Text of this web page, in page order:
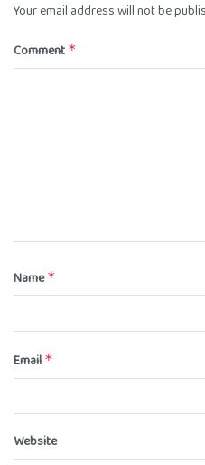
Your email address will not be
Comment *
Name*
Email *
Website